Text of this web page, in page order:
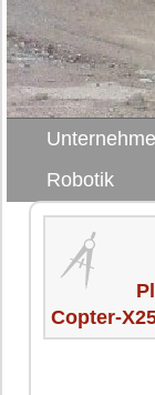
Robotik
Copter-